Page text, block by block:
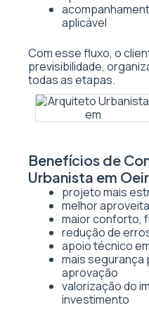
aplicável
Com esse fluxo, o
previsibilidade,
todas as etapas.
Benefícios de
Urbanista em
projeto mais
melhor
maior conforto,
redução de
apoio técnico
mais segurança
aprovação
valorização do
investimento